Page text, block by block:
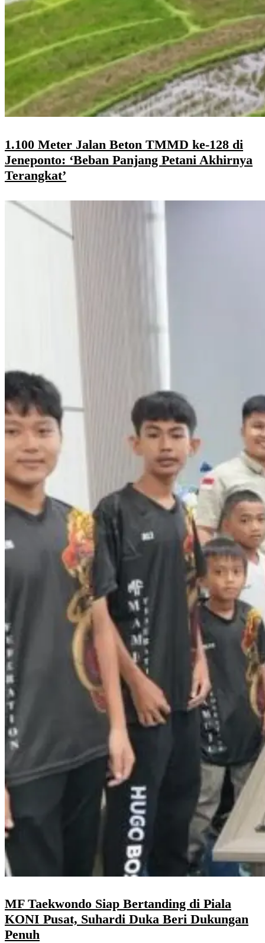
1.100 Meter Jalan Beton TMMD ke-128 di
Jeneponto: ‘Beban Panjang Petani Akhirnya
Terangkat’
MF Taekwondo Siap Bertanding di Piala
KONI Pusat, Suhardi Duka Beri Dukungan
Penuh